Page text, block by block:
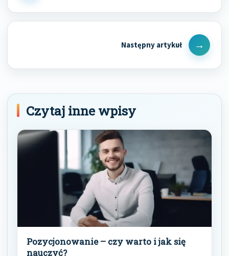
Next
Post
Czytaj inne wpisy
Pozycjonowanie – czy warto i jak się
nauczyć?